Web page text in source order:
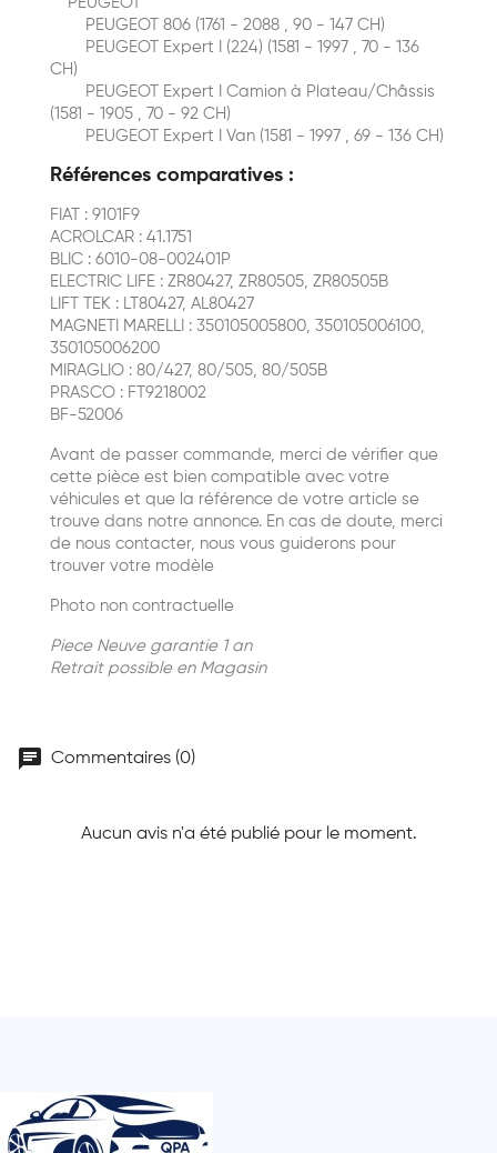
PEUGEOT 806 (1761 - 2088 , 90 - 147 CH)
PEUGEOT Expert I (224) (1581 - 1997 , 70 - 136
CH)
PEUGEOT Expert I Сamion à Plateau/Сhâssis
(1581 - 1905 , 70 - 92 CH)
PEUGEOT Expert I Van (1581 - 1997 , 69 - 136 CH)
Références comparatives :
FIAT : 9101F9
ACROLCAR : 41.1751
BLIC : 6010-08-002401P
ELECTRIC LIFE : ZR80427, ZR80505, ZR80505B
LIFT TEK : LT80427, AL80427
MAGNETI MARELLI : 350105005800, 350105006100,
350105006200
MIRAGLIO : 80/427, 80/505, 80/505B
PRASCO : FT9218002
BF-52006
Avant de passer commande, merci de vérifier que
cette pièce est bien compatible avec votre
véhicules et que la référence de votre article se
trouve dans notre annonce. En cas de doute, merci
de nous contacter, nous vous guiderons pour
trouver votre modèle
Photo non contractuelle
Piece Neuve garantie 1 an
Retrait possible en Magasin
chat Commentaires (0)
Aucun avis n'a été publié pour le moment.